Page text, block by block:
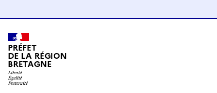
PRÉFET
DE LA RÉGION
BRETAGNE